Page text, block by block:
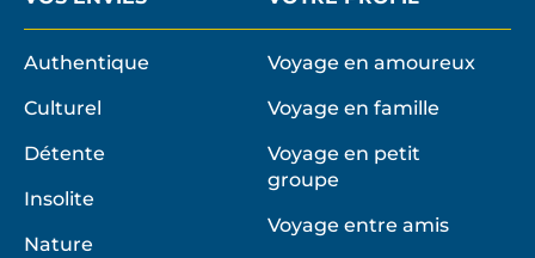
Authentique
Culturel
Détente
Insolite
Nature
Voyage en amoureux
Voyage en famille
Voyage en petit
groupe
Voyage entre amis